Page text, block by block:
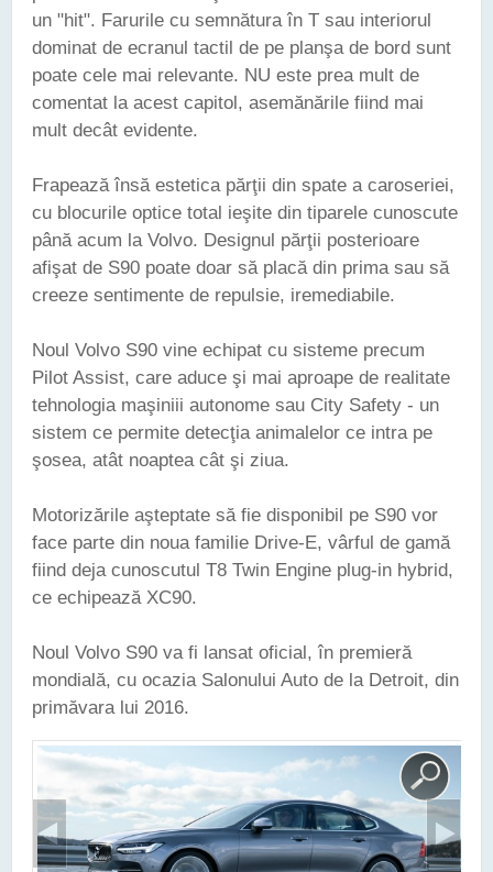
un "hit". Farurile cu semnătura în T sau interiorul
dominat de ecranul tactil de pe planşa de bord sunt
poate cele mai relevante. NU este prea mult de
comentat la acest capitol, asemănările fiind mai
mult decât evidente.
Frapează însă estetica părţii din spate a caroseriei,
cu blocurile optice total ieşite din tiparele cunoscute
până acum la Volvo. Designul părţii posterioare
afişat de S90 poate doar să placă din prima sau să
creeze sentimente de repulsie, iremediabile.
Noul Volvo S90 vine echipat cu sisteme precum
Pilot Assist, care aduce şi mai aproape de realitate
tehnologia maşiniii autonome sau City Safety - un
sistem ce permite detecţia animalelor ce intra pe
şosea, atât noaptea cât şi ziua.
Motorizările aşteptate să fie disponibil pe S90 vor
face parte din noua familie Drive-E, vârful de gamă
fiind deja cunoscutul T8 Twin Engine plug-in hybrid,
ce echipează XC90.
Noul Volvo S90 va fi lansat oficial, în premieră
mondială, cu ocazia Salonului Auto de la Detroit, din
primăvara lui 2016.